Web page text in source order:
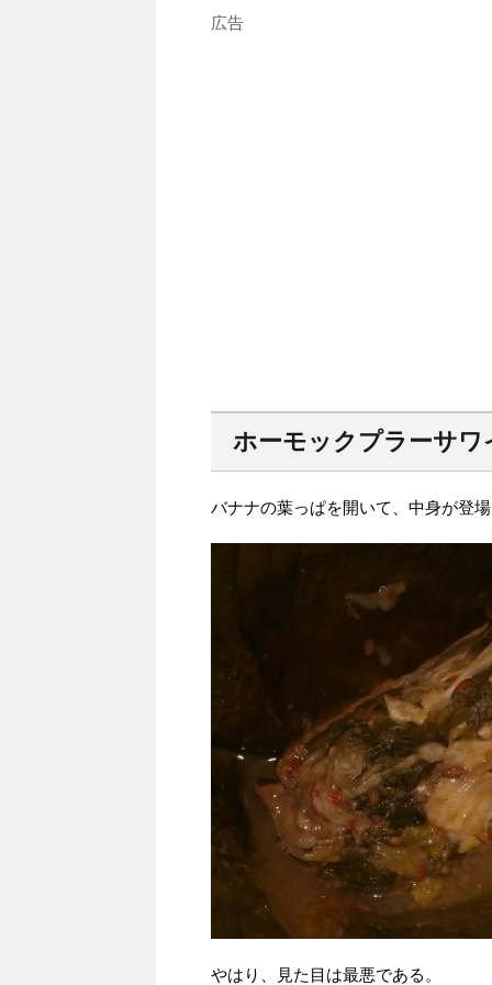
広告
ホーモックプラーサワ
バナナの葉っぱを開いて、中身が登
やはり、見た目は最悪である。